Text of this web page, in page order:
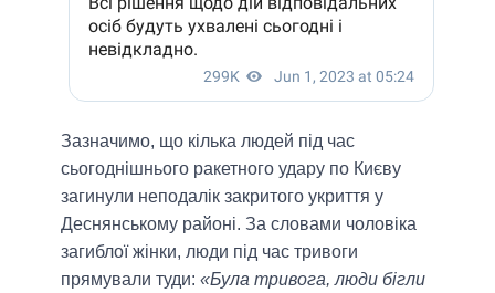
Зазначимо, що кілька людей під час
сьогоднішнього ракетного удару по Києву
загинули неподалік закритого укриття у
Деснянському районі. За словами чоловіка
загиблої жінки, люди під час тривоги
прямували туди: «Була тривога, люди бігли